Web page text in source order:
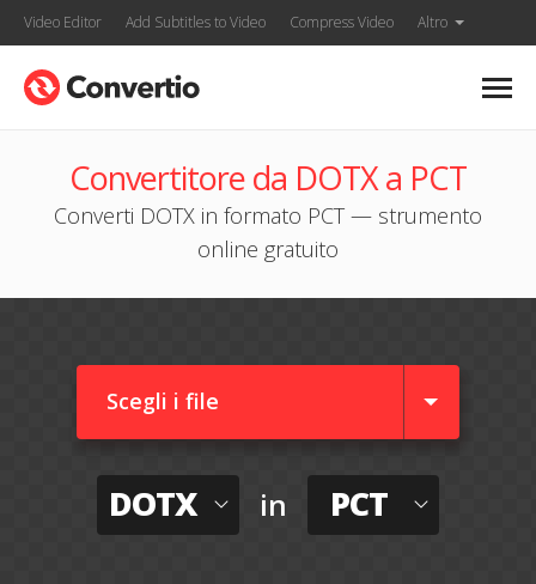
Video Editor Add Subtitles to Video Compress Video Altro
Convertitore da DOTX a PCT
Converti DOTX in formato PCT — strumento
online gratuito
Scegli i file
DOTX in PCT